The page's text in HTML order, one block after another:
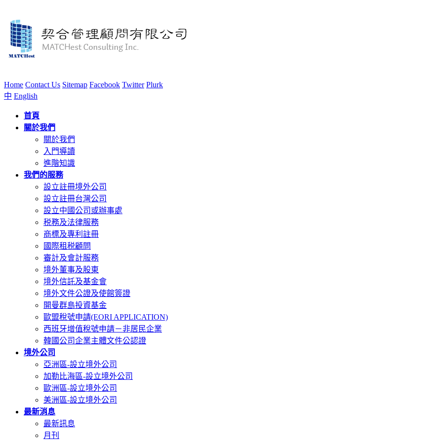
Home Contact Us Sitemap Facebook Twitter Plurk
中 English
首頁
關於我們
關於我們
入門導讀
進階知識
我們的服務
設立註冊境外公司
設立註冊台灣公司
設立中國公司或辦事處
税務及法律服務
商標及專利註冊
國際租税顧問
審計及會計服務
境外董事及股東
境外信託及基金會
境外文件公證及使館簽證
開曼群島投資基金
歐盟稅號申請(EORI APPLICATION)
西班牙增值稅號申請－非居民企業
韓國公司企業主體文件公認證
境外公司
亞洲區-設立境外公司
加勒比海區-設立境外公司
歐洲區-設立境外公司
美洲區-設立境外公司
最新消息
最新訊息
月刊